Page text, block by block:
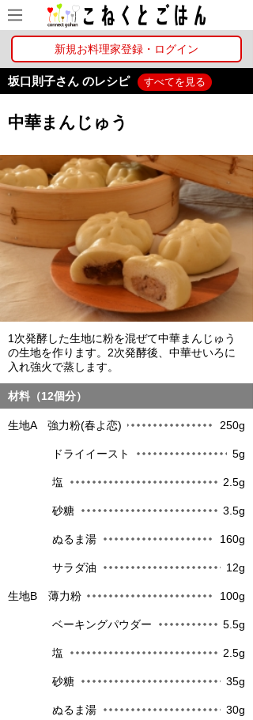
新規お料理家登録・ログイン
坂口則子さん のレシピ すべてを見る
中華まんじゅう
1次発酵した生地に粉を混ぜて中華まんじゅう
の生地を作ります。2次発酵後、中華せいろに
入れ強火で蒸します。
材料（12個分）
生地A 強力粉(春よ恋) 250g
ドライイースト 5g
塩 2.5g
砂糖 3.5g
ぬるま湯 160g
サラダ油 12g
生地B 薄力粉 100g
ベーキングパウダー 5.5g
塩 2.5g
砂糖 35g
ぬるま湯 30g